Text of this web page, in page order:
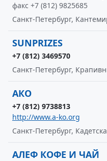
факс +7 (812) 9825685
Санкт-Петербург,
SUNPRIZES
+7 (812) 3469570
Санкт-Петербург,
АКО
+7 (812) 9738813
http://www.a-ko.org
Санкт-Петербург,
АЛЕФ КОФЕ И ЧАЙ